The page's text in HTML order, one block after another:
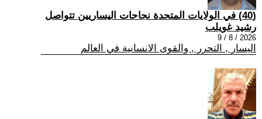
(40) في الولايات المتحدة نجاحات اليساريين تتواصل
رشيد غويلب
2026 / 8 / 9
اليسار , التحرر , والقوى الانسانية في العالم